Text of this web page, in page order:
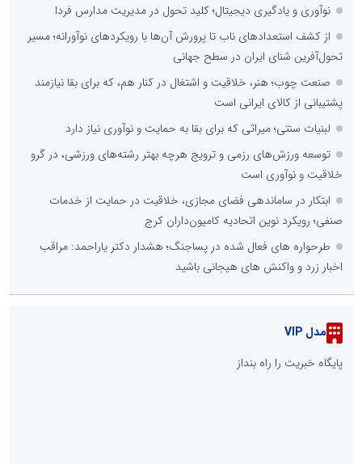
نوآوری و یادگیری دیجیتال؛ کلید تحول در مدیریت مدارس فردا
از کشف استعدادهای ناب تا پرورش آن‌ها با رویکردهای نوآورانه؛ مسیر
تحول‌آفرین شنای ایران در سطح جهانی
صنعت چوب؛ هنر، خلاقیت و اشتغال در کنار هم، که برای بقا نیازمند
پشتیبانی از کالای ایرانی است
لبنیات سنتی؛ میراثی که برای بقا به حمایت و نوآوری نیاز دارد
توسعه ورزش‌های رزمی و ترویج هرچه بهتر رشته‌های ورزشی، در گرو
خلاقیت و نوآوری است
ابتکار در ساماندهی فضای مجازی، خلاقیت در حمایت از خدمات
صنفی؛ رویکرد نوین اتحادیه کامیون‌داران کرج
طرحواره های فعال شده در پساجنگ؛ هشدار دکتر یاراحمد: مراقب
اخبار زرد و واکنش های هیجانی باشید
مدل VIP
پایگاه خبریت را راه بنداز